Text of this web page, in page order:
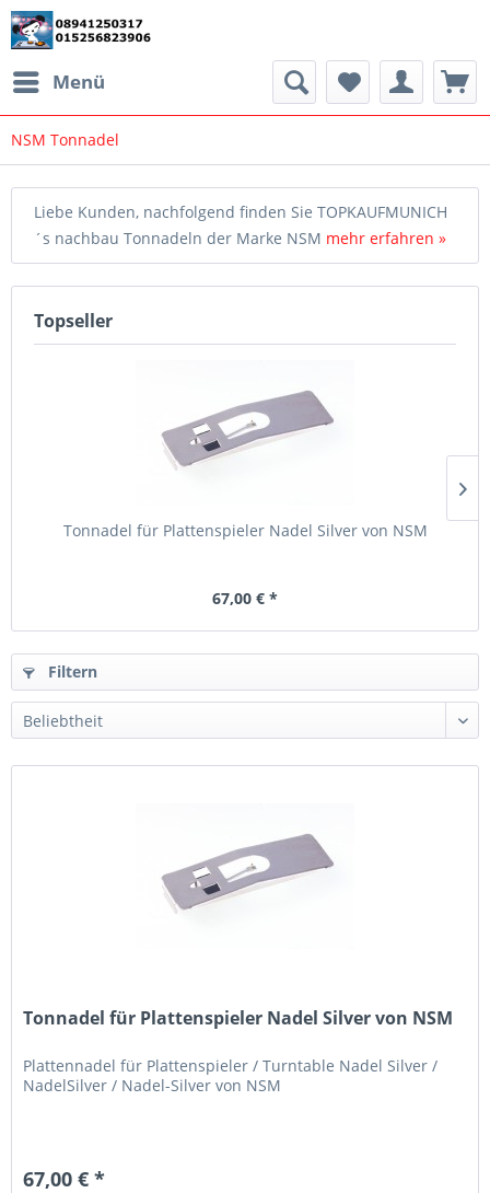
Menü
NSM Tonnadel
Liebe Kunden, nachfolgend finden Sie TOPKAUFMUNICH
´s nachbau Tonnadeln der Marke NSM mehr erfahren »
Topseller
Tonnadel für Plattenspieler Nadel Silver von NSM
67,00 € *
Filtern
Tonnadel für Plattenspieler Nadel Silver von NSM
Plattennadel für Plattenspieler / Turntable Nadel Silver /
NadelSilver / Nadel-Silver von NSM
67,00 € *